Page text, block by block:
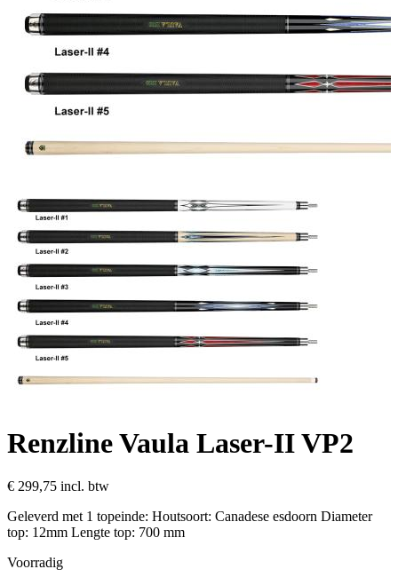
Renzline Vaula Laser-II VP2
€ 299,75 incl. btw
Geleverd met 1 topeinde: Houtsoort: Canadese esdoorn Diameter
top: 12mm Lengte top: 700 mm
Voorradig